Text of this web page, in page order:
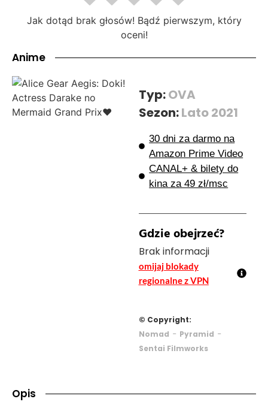
Jak dotąd brak głosów! Bądź pierwszym, który
oceni!
Anime
Typ:OVA
Sezon:Lato 2021
30 dni za darmo na
Amazon Prime Video
CANAL+ & bilety do
kina za 49 zł/msc
Gdzie obejrzeć?
Brak informacji
omijaj blokady
regionalne z VPN
© Copyright:
Nomad - Pyramid -
Sentai Filmworks
Opis